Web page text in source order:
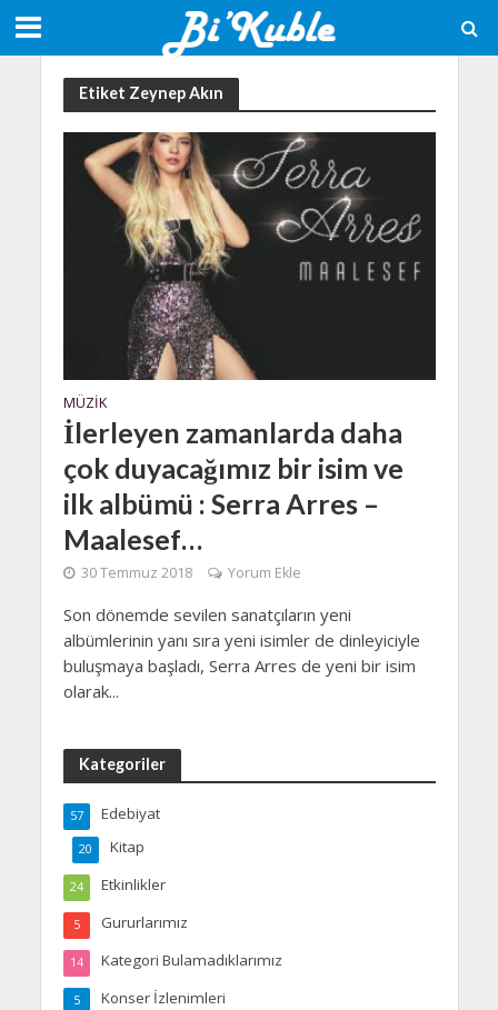
Etiket Zeynep Akın
MÜZIK
İlerleyen zamanlarda daha
çok duyacağımız bir isim ve
ilk albümü : Serra Arres –
Maalesef…
30 Temmuz 2018 Yorum Ekle
Son dönemde sevilen sanatçıların yeni
albümlerinin yanı sıra yeni isimler de dinleyiciyle
buluşmaya başladı, Serra Arres de yeni bir isim
olarak...
Kategoriler
Edebiyat
57
Kitap
20
Etkinlikler
24
Gururlarımız
5
Kategori Bulamadıklarımız
14
Konser İzlenimleri
5